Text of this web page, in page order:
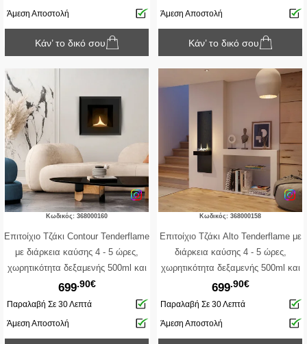
Άμεση Αποστολή
Κάν’ το δικό σου
Άμεση Αποστολή
Κάν’ το δικό σου
Κωδικός: 368000160
Επιτοίχιο Tζάκι Contour Tenderflame
με διάρκεια καύσης 4 - 5 ώρες,
χωρητικότητα δεξαμενής 500ml και
διαστάσεις 59x21x59cm - Black
699.90€
Παραλαβή Σε 30 Λεπτά
Άμεση Αποστολή
Κωδικός: 368000158
Επιτοίχιο Tζάκι Alto Tenderflame με
διάρκεια καύσης 4 - 5 ώρες,
χωρητικότητα δεξαμενής 500ml και
διαστάσεις 40x23x130cm - Black
699.90€
Παραλαβή Σε 30 Λεπτά
Άμεση Αποστολή